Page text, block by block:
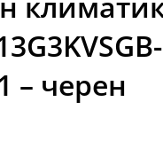
– черен